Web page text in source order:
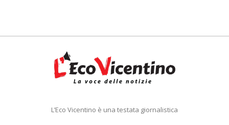
L’Eco Vicentino è una testata giornalistica